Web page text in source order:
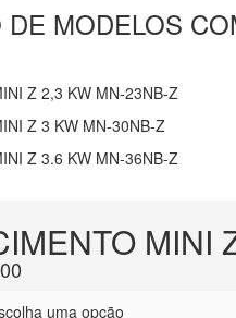
MODELOS
Z 2,3 KW MN-23NB-Z
Z 3 KW MN-30NB-Z
Z 3.6 KW MN-36NB-Z
MINI